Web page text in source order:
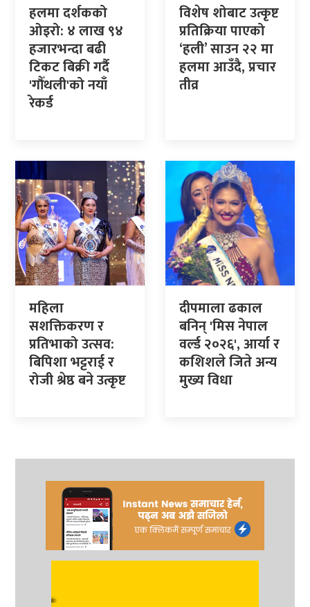
हलमा दर्शकको
ओइरो: ४ लाख ९४
हजारभन्दा बढी
टिकट बिक्री गर्दै
'गौँथली'को नयाँ
रेकर्ड
विशेष शोबाट उत्कृष्ट
प्रतिक्रिया पाएको
‘हली’ साउन २२ मा
हलमा आउँदै, प्रचार
तीव्र
महिला
सशक्तिकरण र
प्रतिभाको उत्सव:
बिपिशा भट्टराई र
रोजी श्रेष्ठ बने उत्कृष्ट
दीपमाला ढकाल
बनिन् 'मिस नेपाल
वर्ल्ड २०२६', आर्या र
कशिशले जिते अन्य
मुख्य विधा